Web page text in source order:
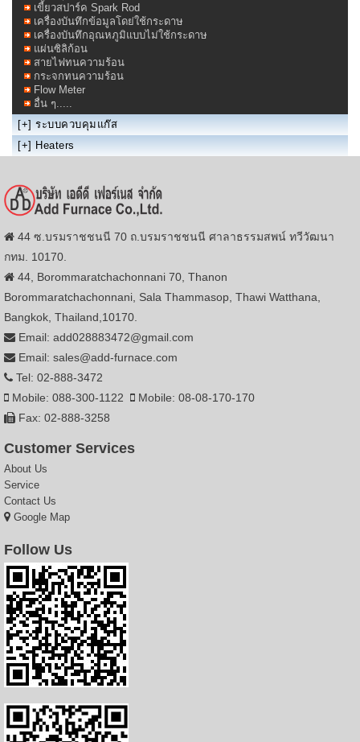
เขี้ยวสปาร์ค Spark Rod
เครื่องบันทึกข้อมูลโดย่ใช้กระดาษ
เครื่องบันทึกอุณหภูมิแบบไม่ใช้กระดาษ
แผ่นซิลิก้อน
สายไฟทนความร้อน
กระจกทนความร้อน
Flow Meter
อื่น ๆ.....
[+] ระบบควบคุมแก๊ส
[+] Heaters
44 ซ.บรมราชชนนี 70 ถ.บรมราชชนนี ศาลาธรรมสพน์ ทวีวัฒนา
กทม. 10170.
44, Borommaratchachonnani 70, Thanon
Borommaratchachonnani, Sala Thammasop, Thawi Watthana,
Bangkok, Thailand,10170.
Email: add028883472@gmail.com
Email: sales@add-furnace.com
Tel: 02-888-3472
Mobile: 088-300-1122
Mobile: 08-08-170-170
Fax: 02-888-3258
Customer Services
About Us
Service
Contact Us
Google Map
Follow Us